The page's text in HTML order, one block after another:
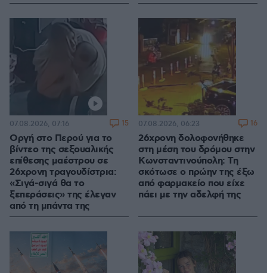
Οργή στο Περού για το
βίντεο της σεξουαλικής
επίθεσης μαέστρου σε
26χρονη τραγουδίστρια:
«Σιγά-σιγά θα το
ξεπεράσεις» της έλεγαν
από τη μπάντα της
07.08.2026, 07:16 15
26χρονη δολοφονήθηκε
στη μέση του δρόμου στην
Κωνσταντινούπολη: Τη
σκότωσε ο πρώην της έξω
από φαρμακείο που είχε
πάει με την αδελφή της
07.08.2026, 06:23 16